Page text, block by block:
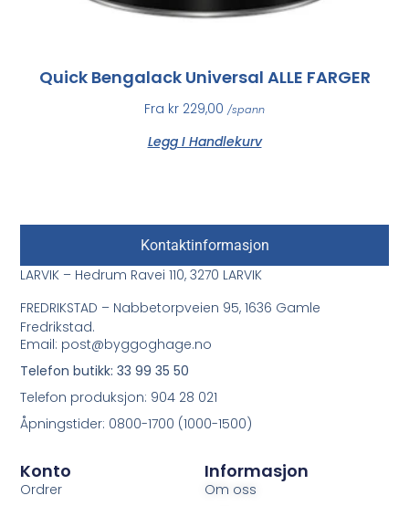
Quick Bengalack Universal ALLE FARGER
Fra kr 229,00 /spann
Legg I Handlekurv
Informasjon
Om oss
Konto
Ordrer
Kontaktinformasjon
LARVIK – Hedrum Ravei 110, 3270 LARVIK
FREDRIKSTAD – Nabbetorpveien 95, 1636 Gamle
Fredrikstad.
Email: post@byggoghage.no
Telefon butikk: 33 99 35 50
Telefon produksjon: 904 28 021
Åpningstider: 0800-1700 (1000-1500)